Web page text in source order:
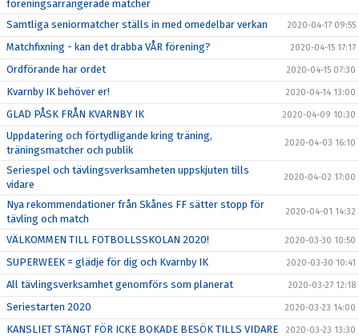
föreningsarrangerade matcher
Samtliga seniormatcher ställs in med omedelbar verkan 2020-04-17 09:55
Matchfixning - kan det drabba VÅR förening? 2020-04-15 17:17
Ordförande har ordet 2020-04-15 07:30
Kvarnby IK behöver er! 2020-04-14 13:00
GLAD PÅSK FRÅN KVARNBY IK 2020-04-09 10:30
Uppdatering och förtydligande kring träning,
träningsmatcher och publik
2020-04-03 16:10
Seriespel och tävlingsverksamheten uppskjuten tills
vidare
2020-04-02 17:00
Nya rekommendationer från Skånes FF sätter stopp för
tävling och match
2020-04-01 14:32
VÄLKOMMEN TILL FOTBOLLSSKOLAN 2020! 2020-03-30 10:50
SUPERWEEK = glädje för dig och Kvarnby IK 2020-03-30 10:41
All tävlingsverksamhet genomförs som planerat 2020-03-27 12:18
Seriestarten 2020 2020-03-23 14:00
KANSLIET STÄNGT FÖR ICKE BOKADE BESÖK TILLS VIDARE 2020-03-23 13:30